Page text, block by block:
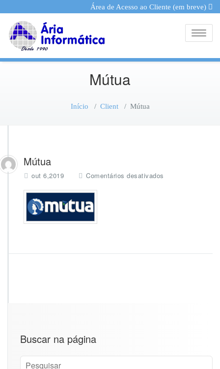
Área de Acesso ao Cliente (em breve)
Mútua
Início / Client/ Mútua
Mútua
out 6,2019 Comentários desativados
Buscar na página